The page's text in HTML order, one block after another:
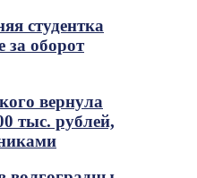
студентка
за оборот
вернула
тыс. рублей,